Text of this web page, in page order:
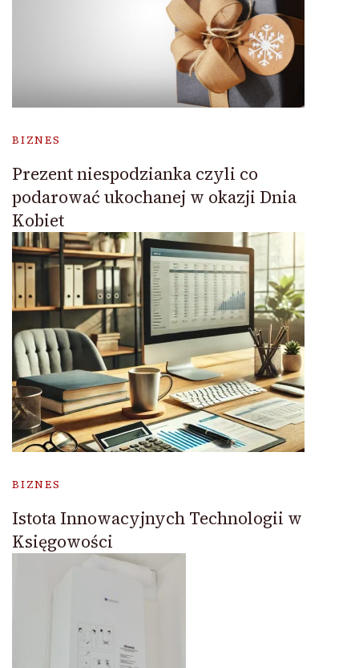
BIZNES
Prezent niespodzianka czyli co
podarować ukochanej w okazji Dnia
Kobiet
BIZNES
Istota Innowacyjnych Technologii w
Księgowości